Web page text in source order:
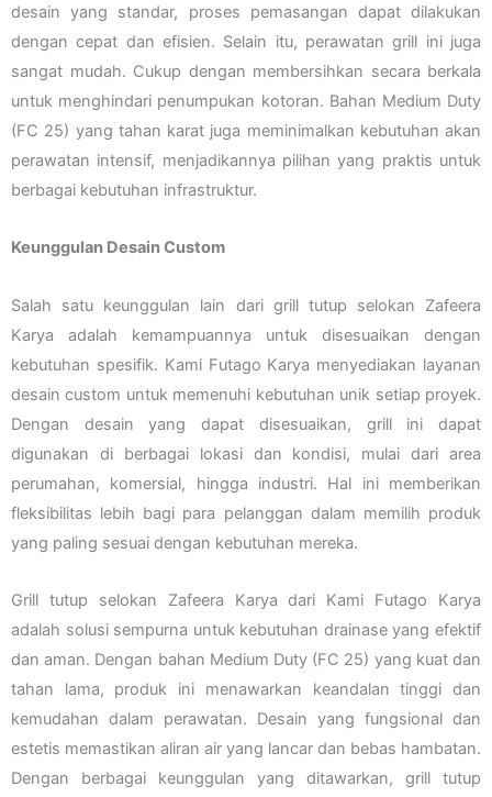
desain yang standar, proses pemasangan dapat dilakukan
dengan cepat dan efisien. Selain itu, perawatan grill ini juga
sangat mudah. Cukup dengan membersihkan secara berkala
untuk menghindari penumpukan kotoran. Bahan Medium Duty
(FC 25) yang tahan karat juga meminimalkan kebutuhan akan
perawatan intensif, menjadikannya pilihan yang praktis untuk
berbagai kebutuhan infrastruktur.
Keunggulan Desain Custom
Salah satu keunggulan lain dari grill tutup selokan Zafeera
Karya adalah kemampuannya untuk disesuaikan dengan
kebutuhan spesifik. Kami Futago Karya menyediakan layanan
desain custom untuk memenuhi kebutuhan unik setiap proyek.
Dengan desain yang dapat disesuaikan, grill ini dapat
digunakan di berbagai lokasi dan kondisi, mulai dari area
perumahan, komersial, hingga industri. Hal ini memberikan
fleksibilitas lebih bagi para pelanggan dalam memilih produk
yang paling sesuai dengan kebutuhan mereka.
Grill tutup selokan Zafeera Karya dari Kami Futago Karya
adalah solusi sempurna untuk kebutuhan drainase yang efektif
dan aman. Dengan bahan Medium Duty (FC 25) yang kuat dan
tahan lama, produk ini menawarkan keandalan tinggi dan
kemudahan dalam perawatan. Desain yang fungsional dan
estetis memastikan aliran air yang lancar dan bebas hambatan.
Dengan berbagai keunggulan yang ditawarkan, grill tutup